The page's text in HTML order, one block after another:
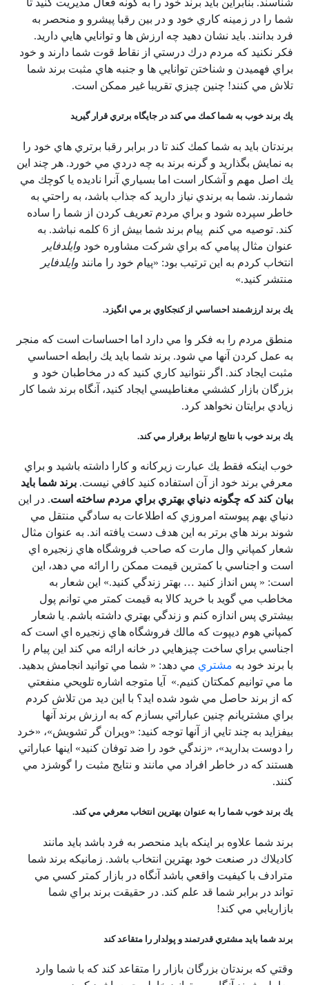
شناسند. بنابراين بايد برند خود را به گونه فعال مديريت كنيد تا
شما را در زمينه كاري خود و در بين رقبا پيشرو و منحصر به
فرد بدانند. بايد نشان دهيد چه ارزش ها و توانايي هايي داريد.
فكر نكنيد كه مردم درك درستي از نقاط قوت شما دارند و خود
براي فهميدن و شناختن توانايي ها و جنبه هاي مثبت برند شما
تلاش مي كنند! چنين چيزي تقريبا غير ممكن است.
يك برند خوب به شما كمك مي كند در جايگاه برتري قرار گيريد
برندتان بايد به شما كمك كند تا در برابر رقبا برتري هاي خود را
به نمايش بگذاريد و گرنه برند به چه دردي مي خورد. هر چند اين
يك اصل مهم و آشكار است اما بسياري آنرا ناديده يا كوچك مي
شمارند. شما به برندي نياز داريد كه جذاب باشد، به راحتي به
خاطر سپرده شود و براي مردم تعريف كردن از شما را ساده
كند. توصيه مي كنم پيام برند شما بيش از 6 كلمه نباشد. به
عنوان مثال پيامي كه براي شركت مشاوره خود وايلدفاير
انتخاب كردم به اين ترتيب بود: «پيام خود را مانند وايلدفاير
منتشر كنيد.»
يك برند ارزشمند احساسي از كنجكاوي بر مي انگيزد.
منطق مردم را به فكر وا مي دارد اما احساسات است كه منجر
به عمل كردن آنها مي شود. برند شما بايد يك رابطه احساسي
مثبت ايجاد كند. اگر نتوانيد كاري كنيد كه در مخاطبان خود و
بزرگان بازار كششي مغناطيسي ايجاد كنيد، آنگاه برند شما كار
زيادي برايتان نخواهد كرد.
يك برند خوب با نتايج ارتباط برقرار مي كند.
خوب اينكه فقط يك عبارت زيركانه و كارا داشته باشيد و براي
معرفي برند خود از آن استفاده كنيد كافي نيست. برند شما بايد
بيان كند كه چگونه دنياي بهتري براي مردم ساخته است. در اين
دنياي بهم پيوسته امروزي كه اطلاعات به سادگي منتقل مي
شوند برند هاي برتر به اين هدف دست يافته اند. به عنوان مثال
شعار كمپاني وال مارت كه صاحب فروشگاه هاي زنجيره اي
است و اجناسي با كمترين قيمت ممكن را ارائه مي دهد، اين
است: « پس انداز كنيد … بهتر زندگي كنيد.» اين شعار به
مخاطب مي گويد با خريد كالا به قيمت كمتر مي توانم پول
بيشتري پس اندازه كنم و زندگي بهتري داشته باشم. يا شعار
كمپاني هوم ديپوت كه مالك فروشگاه هاي زنجيره اي است كه
اجناسي براي ساخت چيزهايي در خانه ارائه مي كند اين پيام را
با برند خود به مشتري مي دهد: « شما مي توانيد انجامش بدهيد.
ما مي توانيم كمكتان كنيم.» آيا متوجه اشاره تلويحي منفعتي
كه از برند حاصل مي شود شده ايد؟ با اين ديد من تلاش كردم
براي مشتريانم چنين عباراتي بسازم كه به ارزش برند آنها
بيفزايد به چند تايي از آنها توجه كنيد: «ويران گر تشويش»، «خرد
را دوست بداريد»، «زندگي خود را ضد توفان كنيد» اينها عباراتي
هستند كه در خاطر افراد مي مانند و نتايج مثبت را گوشزد مي
كنند.
يك برند خوب شما را به عنوان بهترین انتخاب معرفي مي كند.
برند شما علاوه بر اينكه بايد منحصر به فرد باشد بايد مانند
كاديلاك در صنعت خود بهترين انتخاب باشد. زمانيكه برند شما
مترادف با كيفيت واقعي باشد آنگاه در بازار كمتر كسي مي
تواند در برابر شما قد علم كند. در حقيقت برند براي شما
بازاريابي مي كند!
برند شما بايد مشتري قدرتمند و پولدار را متقاعد كند
وقتي كه برندتان بزرگان بازار را متقاعد كند كه با شما وارد